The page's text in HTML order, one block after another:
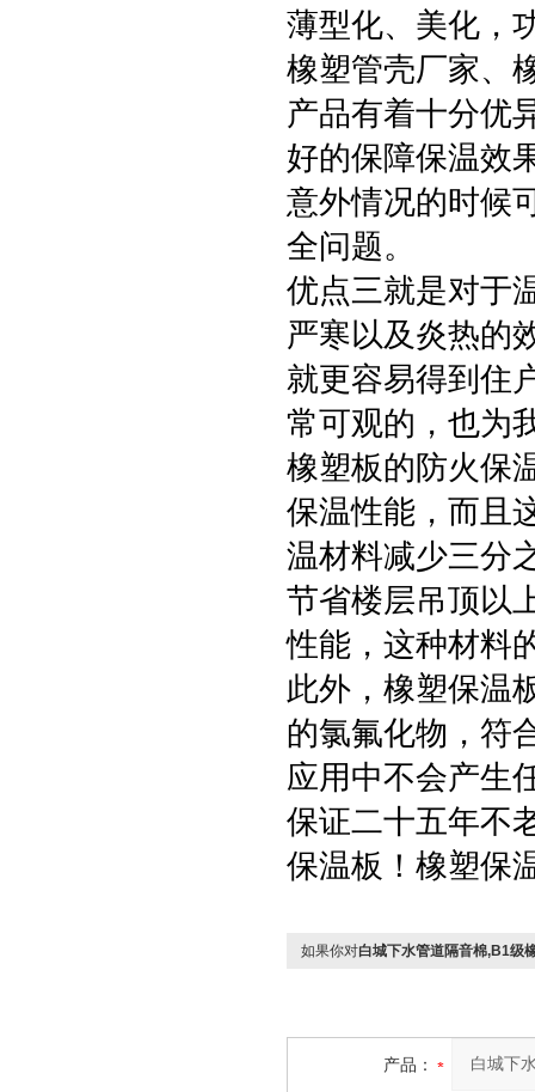
薄型化、美化，
橡塑管壳厂家、
产品有着十分优
好的保障保温效
意外情况的时候
全问题。
优点三就是对于
严寒以及炎热的
就更容易得到住
常可观的，也为
橡塑板的防火保
保温性能，而且
温材料减少三分
节省楼层吊顶以
性能，这种材料
此外，橡塑保温
的氯氟化物，符
应用中不会产生
保证二十五年不
保温板！橡塑保
如果你对白城下水管道隔音棉,B1级
产品：